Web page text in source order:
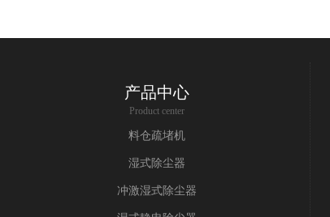
产品中心
Product center
料仓疏堵机
湿式除尘器
冲激湿式除尘器